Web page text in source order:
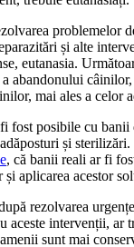
problemelor
și alte
eutanasia.
abandonului
mai ales a celor
fost posibile cu banii
și
, că banii reali ar fi
aplicarea acestor
rezolvarea
aceste intervenții, ar
sunt mai